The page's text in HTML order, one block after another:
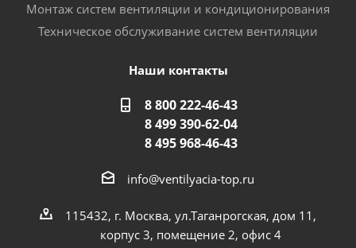
Монтаж систем вентиляции и кондиционирования
Техническое обслуживание систем вентиляции
Наши контакты
8 800 222-46-43
8 499 390-62-04
8 495 968-46-43
info@ventilyacia-top.ru
115432, г. Москва, ул.Таганрогская, дом 11,
корпус 3, помещение 2, офис 4